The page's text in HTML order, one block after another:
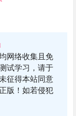
网络收集且免
试学习，请于
征得本站同意
版！如若侵犯